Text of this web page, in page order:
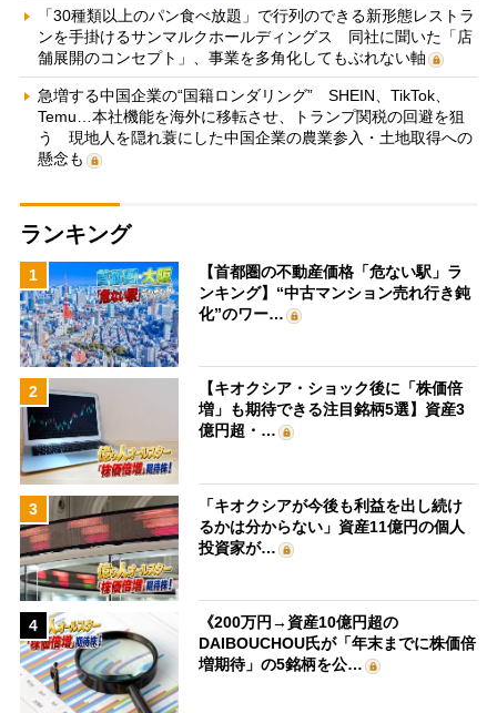
「30種類以上のパン食べ放題」で行列のできる新形態レストラ
ンを手掛けるサンマルクホールディングス 同社に聞いた「店
舗展開のコンセプト」、事業を多角化してもぶれない軸
急増する中国企業の“国籍ロンダリング” SHEIN、TikTok、
Temu…本社機能を海外に移転させ、トランプ関税の回避を狙
う 現地人を隠れ蓑にした中国企業の農業参入・土地取得への
懸念も
ランキング
1
【首都圏の不動産価格「危ない駅」ラ
ンキング】“中古マンション売れ行き鈍
化”のワー…
2
【キオクシア・ショック後に「株価倍
増」も期待できる注目銘柄5選】資産3
億円超・…
3
「キオクシアが今後も利益を出し続け
るかは分からない」資産11億円の個人
投資家が…
4
《200万円→資産10億円超の
DAIBOUCHOU氏が「年末までに株価倍
増期待」の5銘柄を公…